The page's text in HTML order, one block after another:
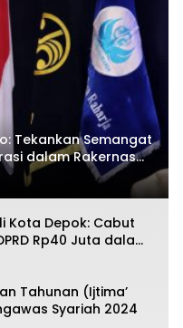
Tekankan Semangat
dalam Rakernas
Raharja
Kota Depok: Cabut
Rp40 Juta dalam
Rakyat
Tahunan (Ijtima’
Syariah 2024